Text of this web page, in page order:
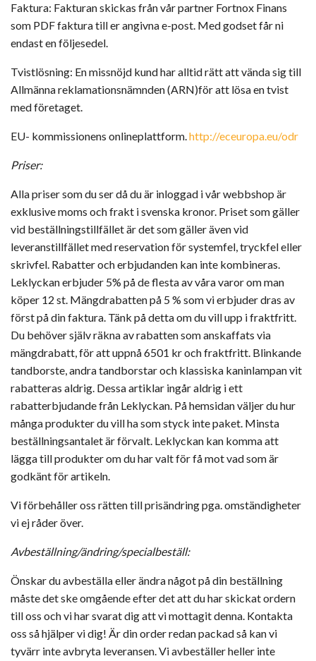
Faktura: Fakturan skickas från vår partner Fortnox Finans
som PDF faktura till er angivna e-post. Med godset får ni
endast en följesedel.
Tvistlösning: En missnöjd kund har alltid rätt att vända sig till
Allmänna reklamationsnämnden (ARN)för att lösa en tvist
med företaget.
EU- kommissionens onlineplattform.http://eceuropa.eu/odr
Priser:
Alla priser som du ser då du är inloggad i vår webbshop är
exklusive moms och frakt i svenska kronor. Priset som gäller
vid beställningstillfället är det som gäller även vid
leveranstillfället med reservation för systemfel, tryckfel eller
skrivfel. Rabatter och erbjudanden kan inte kombineras.
Leklyckan erbjuder 5% på de flesta av våra varor om man
köper 12 st. Mängdrabatten på 5 % som vi erbjuder dras av
först på din faktura. Tänk på detta om du vill upp i fraktfritt.
Du behöver själv räkna av rabatten som anskaffats via
mängdrabatt, för att uppnå 6501 kr och fraktfritt. Blinkande
tandborste, andra tandborstar och klassiska kaninlampan vit
rabatteras aldrig. Dessa artiklar ingår aldrig i ett
rabatterbjudande från Leklyckan. På hemsidan väljer du hur
många produkter du vill ha som styck inte paket. Minsta
beställningsantalet är förvalt. Leklyckan kan komma att
lägga till produkter om du har valt för få mot vad som är
godkänt för artikeln.
Vi förbehåller oss rätten till prisändring pga. omständigheter
vi ej råder över.
Avbeställning/ändring/specialbeställ:
Önskar du avbeställa eller ändra något på din beställning
måste det ske omgående efter det att du har skickat ordern
till oss och vi har svarat dig att vi mottagit denna. Kontakta
oss så hjälper vi dig! Är din order redan packad så kan vi
tyvärr inte avbryta leveransen. Vi avbeställer heller inte